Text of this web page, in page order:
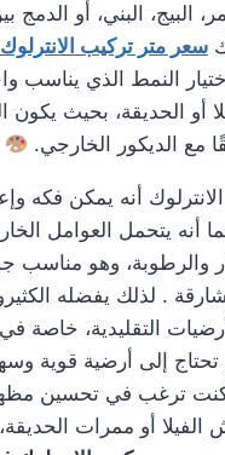
البيج، البني، أو الدمج
سعر متر تركيب
النمط الذي يناسب
أو الحديقة، بحيث
مع الديكور الخارجي.
أنه يمكن فكه
أنه يتحمل العوامل
والرطوبة، وهو مناسب
. لذلك يفضله
التقليدية، خاصة
تحتاج إلى أرضية قوية
كنت ترغب في تحسين
أو ممرات